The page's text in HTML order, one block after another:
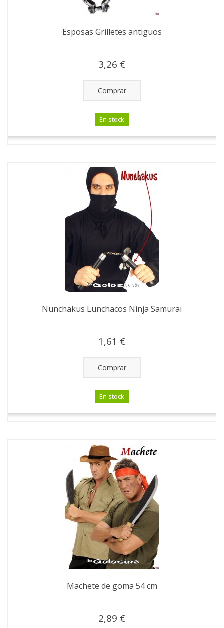
Esposas Grilletes antiguos
3,26 €
Comprar
En stock
Nunchakus Lunchacos Ninja Samurai
1,61 €
Comprar
En stock
Machete de goma 54 cm
2,89 €